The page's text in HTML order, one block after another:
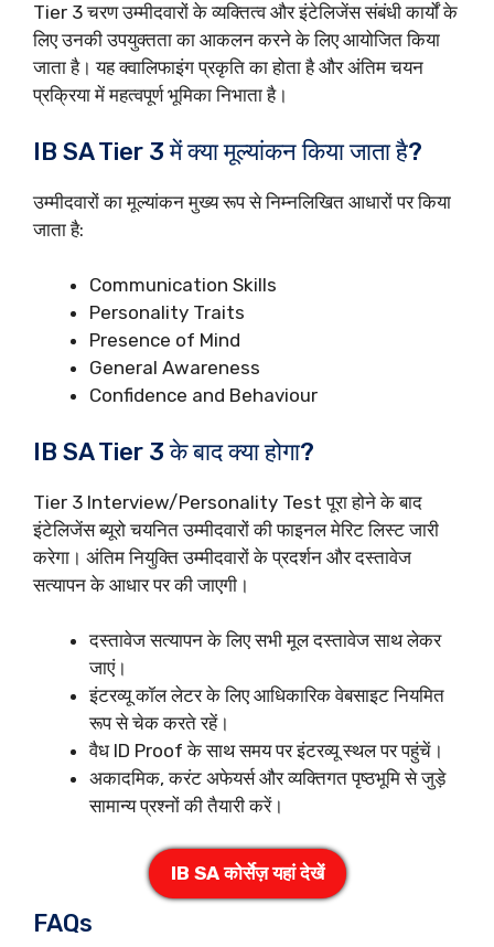
Tier 3 चरण उम्मीदवारों के व्यक्तित्व और इंटेलिजेंस संबंधी कार्यों के
लिए उनकी उपयुक्तता का आकलन करने के लिए आयोजित किया
जाता है। यह क्वालिफाइंग प्रकृति का होता है और अंतिम चयन
प्रक्रिया में महत्वपूर्ण भूमिका निभाता है।
IB SA Tier 3 में क्या मूल्यांकन किया जाता है?
उम्मीदवारों का मूल्यांकन मुख्य रूप से निम्नलिखित आधारों पर किया
जाता है:
Communication Skills
Personality Traits
Presence of Mind
General Awareness
Confidence and Behaviour
IB SA Tier 3 के बाद क्या होगा?
Tier 3 Interview/Personality Test पूरा होने के बाद
इंटेलिजेंस ब्यूरो चयनित उम्मीदवारों की फाइनल मेरिट लिस्ट जारी
करेगा। अंतिम नियुक्ति उम्मीदवारों के प्रदर्शन और दस्तावेज
सत्यापन के आधार पर की जाएगी।
दस्तावेज सत्यापन के लिए सभी मूल दस्तावेज साथ लेकर
जाएं।
इंटरव्यू कॉल लेटर के लिए आधिकारिक वेबसाइट नियमित
रूप से चेक करते रहें।
वैध ID Proof के साथ समय पर इंटरव्यू स्थल पर पहुंचें।
अकादमिक, करंट अफेयर्स और व्यक्तिगत पृष्ठभूमि से जुड़े
सामान्य प्रश्नों की तैयारी करें।
IB SA कोर्सेज़ यहां देखें
FAQs